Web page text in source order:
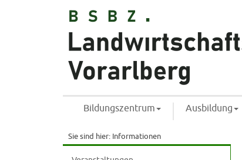
Bildungszentrum Ausbildung
Sie sind hier: Informationen